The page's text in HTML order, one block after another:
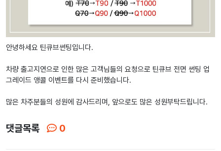
안녕하세요 틴큐브썬팅입니다.
차량 출고지연으로 인한 많은 고객님들의 요청으로 틴큐브 전면 썬팅 업
그레이드 앵콜 이벤트를 다시 준비했습니다.
많은 차주분들의 성원에 감사드리며, 앞으로도 많은 성원부탁드립니다.
댓글목록 0